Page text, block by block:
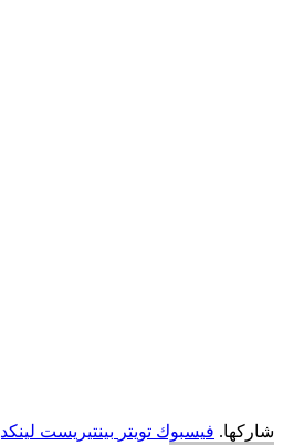
شاركها. فيسبوك تويتر بينتيريست